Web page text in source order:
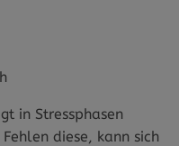
in Stressphasen
diese, kann sich